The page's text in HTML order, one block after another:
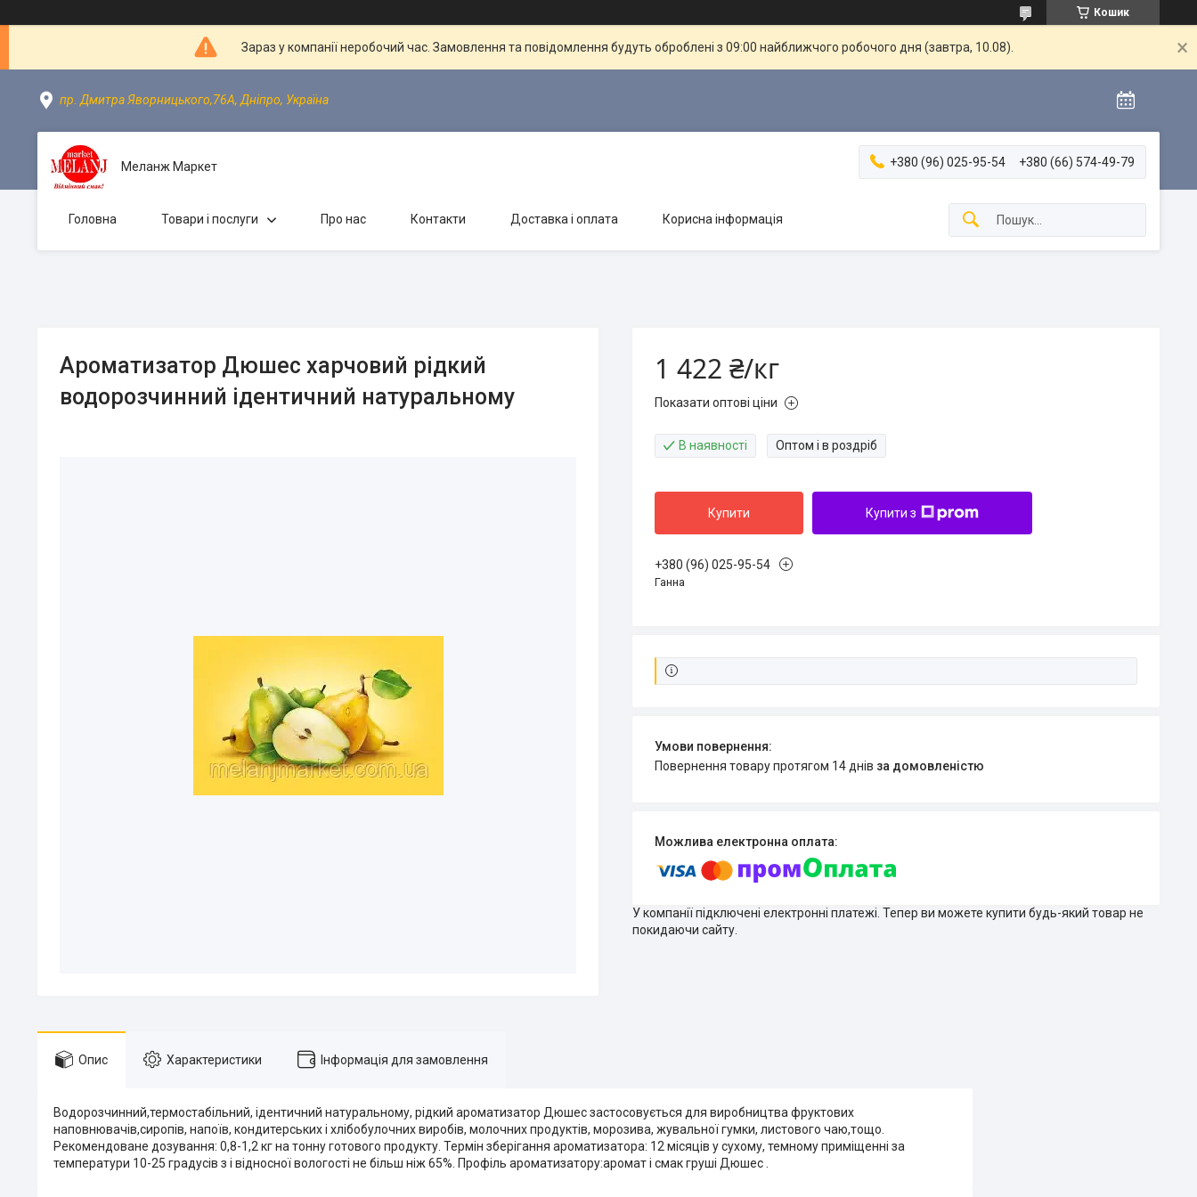
Кошик
Зараз у компанії неробочий час. Замовлення та повідомлення будуть оброблені з 09:00 найближчого робочого дня (завтра, 10.08).
пр. Дмитра Яворницького,76А, Дніпро, Україна
Меланж Маркет +380 (96) 025-95-54 +380 (66) 574-49-79
Головна Товари і послуги Про нас Контакти Доставка і оплата Корисна інформація
Ароматизатор Дюшес харчовий рідкий
водорозчинний ідентичний натуральному
1 422 ₴/кг
Показати оптові ціни
В наявності Оптом і в роздріб
Купити Купити з
+380 (96) 025-95-54
Ганна
повернення товару протягом 14 днів за домовленістю
У компанії підключені електронні платежі. Тепер ви можете купити будь-який товар не
покидаючи сайту.
Опис Характеристики Інформація для замовлення
Водорозчинний,термостабільний, ідентичний натуральному, рідкий ароматизатор Дюшес застосовується для виробництва фруктових
наповнювачів,сиропів, напоїв, кондитерських і хлібобулочних виробів, молочних продуктів, морозива, жувальної гумки, листового чаю,тощо.
Рекомендоване дозування: 0,8-1,2 кг на тонну готового продукту. Термін зберігання ароматизатора: 12 місяців у сухому, темному приміщенні за
температури 10-25 градусів з і відносної вологості не більш ніж 65%. Профіль ароматизатору:аромат і смак груші Дюшес .